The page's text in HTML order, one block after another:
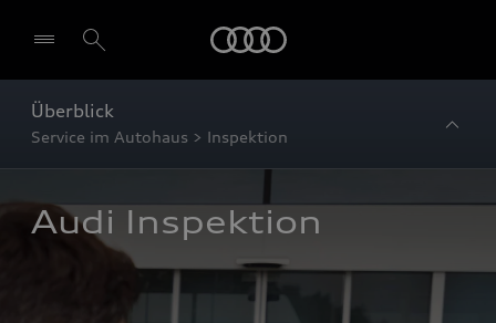
Überblick
Service im Autohaus > Inspektion
Audi Inspektion